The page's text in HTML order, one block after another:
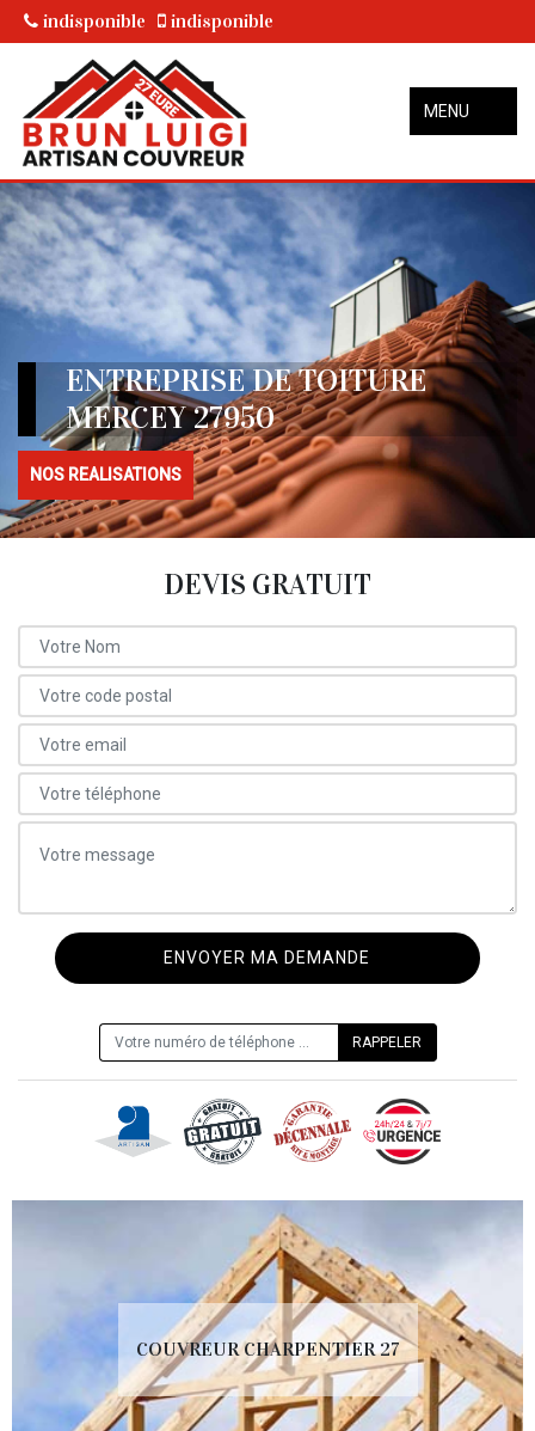
indisponible indisponible
MENU
ENTREPRISE DE TOITURE
MERCEY 27950
NOS REALISATIONS
DEVIS GRATUIT
COUVREUR CHARPENTIER 27